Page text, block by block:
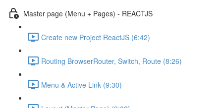
Master page (Menu + Pages) - REACTJS
Create new Project ReactJS (6:42)
Routing BrowserRouter, Switch, Route (8:26)
Menu & Active Link (9:30)